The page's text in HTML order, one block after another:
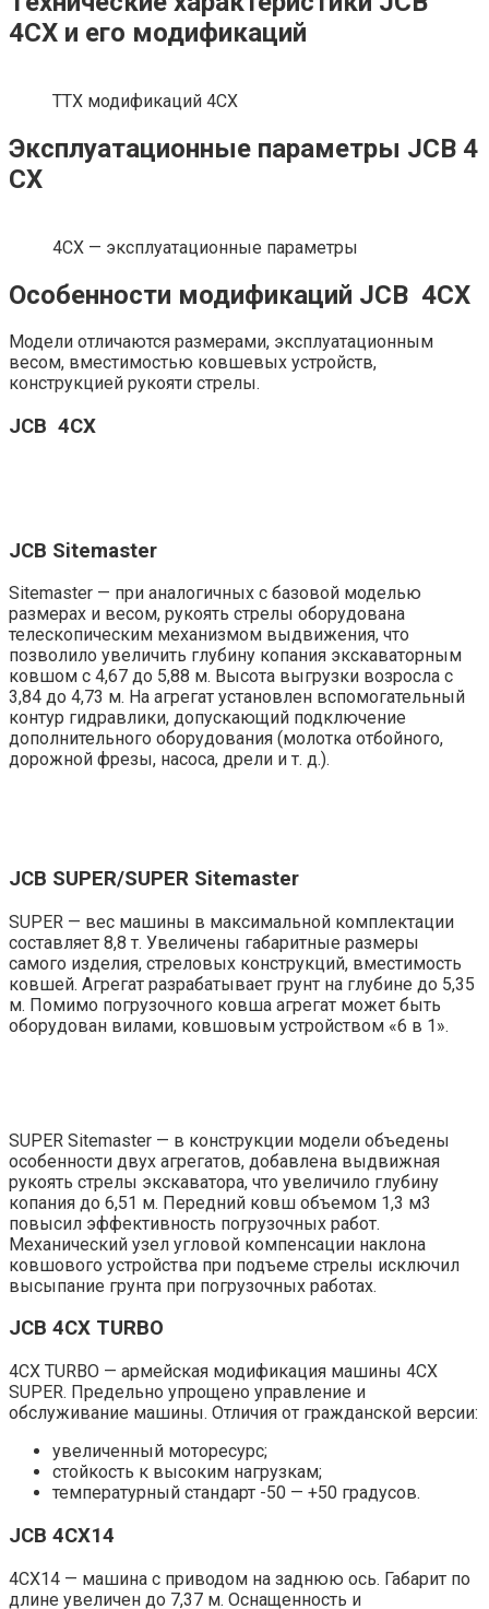
4CX и его модификаций
ТТХ модификаций 4СХ
Эксплуатационные параметры JCB 4
СХ
4СХ — эксплуатационные параметры
Особенности модификаций JCB 4CX
Модели отличаются размерами, эксплуатационным
весом, вместимостью ковшевых устройств,
конструкцией рукояти стрелы.
JCB 4CX
JCB Sitemaster
Sitemaster — при аналогичных с базовой моделью
размерах и весом, рукоять стрелы оборудована
телескопическим механизмом выдвижения, что
позволило увеличить глубину копания экскаваторным
ковшом с 4,67 до 5,88 м. Высота выгрузки возросла с
3,84 до 4,73 м. На агрегат установлен вспомогательный
контур гидравлики, допускающий подключение
дополнительного оборудования (молотка отбойного,
дорожной фрезы, насоса, дрели и т. д.).
JCB SUPER/SUPER Sitemaster
SUPER — вес машины в максимальной комплектации
составляет 8,8 т. Увеличены габаритные размеры
самого изделия, стреловых конструкций, вместимость
ковшей. Агрегат разрабатывает грунт на глубине до 5,35
м. Помимо погрузочного ковша агрегат может быть
оборудован вилами, ковшовым устройством «6 в 1».
SUPER Sitemaster — в конструкции модели объедены
особенности двух агрегатов, добавлена выдвижная
рукоять стрелы экскаватора, что увеличило глубину
копания до 6,51 м. Передний ковш объемом 1,3 м3
повысил эффективность погрузочных работ.
Механический узел угловой компенсации наклона
ковшового устройства при подъеме стрелы исключил
высыпание грунта при погрузочных работах.
JCB 4CX TURBO
4CX TURBO — армейская модификация машины 4CX
SUPER. Предельно упрощено управление и
обслуживание машины. Отличия от гражданской версии:
увеличенный моторесурс;
стойкость к высоким нагрузкам;
температурный стандарт -50 — +50 градусов.
JCB 4CX14
4CX14 — машина с приводом на заднюю ось. Габарит по
длине увеличен до 7,37 м. Оснащенность и